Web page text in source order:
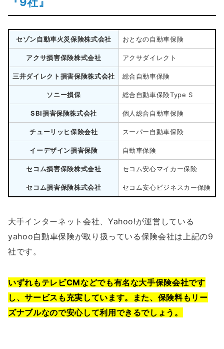
セゾン自動車火災保険株式会社 おとなの自動車保険
アクサ損害保険株式会社 アクサダイレクト
三井ダイレクト損害保険株式会社 総合自動車保険
ソニー損保 総合自動車保険Type S
SBI損害保険株式会社 個人総合自動車保険
チューリッヒ保険会社 スーパー自動車保険
イーデザイン損害保険 自動車保険
セコム損害保険株式会社 セコム安心マイカー保険
セコム損害保険株式会社 セコム安心ビジネスカー保険
大手インターネット会社、Yahoo!が運営している
yahoo自動車保険が取り扱っている保険会社は上記の9
社です。
いずれもテレビCMなどでも有名な大手保険会社です
し、サービスも充実しています。また、保険料もリー
ズナブルなので安心して利用できるでしょう。